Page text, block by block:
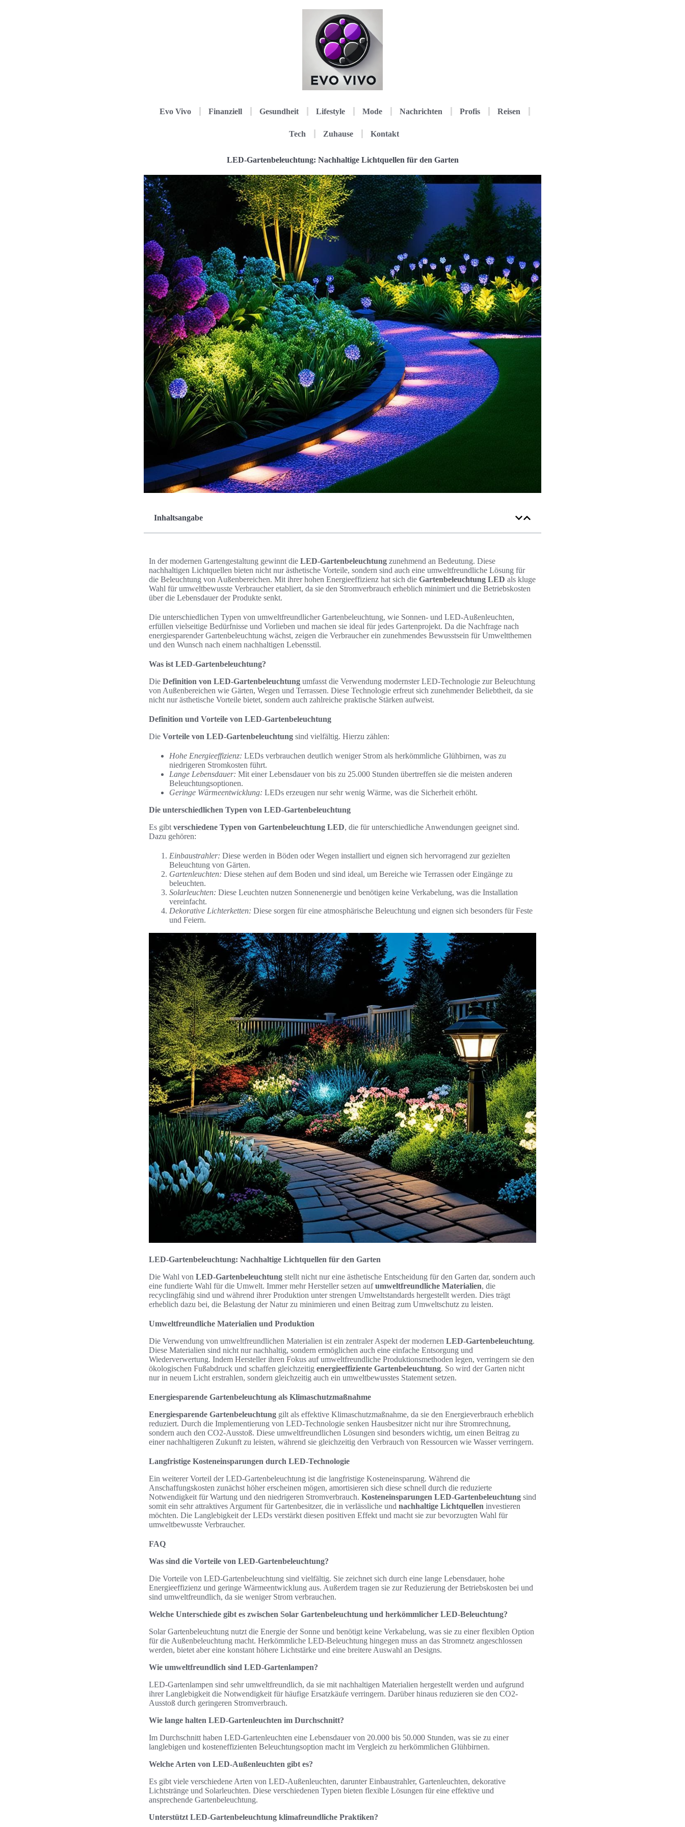
Evo Vivo Finanziell Gesundheit Lifestyle Mode Nachrichten Profis Reisen
Tech Zuhause Kontakt
LED-Gartenbeleuchtung: Nachhaltige Lichtquellen für den Garten
Inhaltsangabe
In der modernen Gartengestaltung gewinnt die LED-Gartenbeleuchtung zunehmend an Bedeutung. Diese
nachhaltigen Lichtquellen bieten nicht nur ästhetische Vorteile, sondern sind auch eine umweltfreundliche Lösung für
die Beleuchtung von Außenbereichen. Mit ihrer hohen Energieeffizienz hat sich die Gartenbeleuchtung LED als kluge
Wahl für umweltbewusste Verbraucher etabliert, da sie den Stromverbrauch erheblich minimiert und die Betriebskosten
über die Lebensdauer der Produkte senkt.
Die unterschiedlichen Typen von umweltfreundlicher Gartenbeleuchtung, wie Sonnen- und LED-Außenleuchten,
erfüllen vielseitige Bedürfnisse und Vorlieben und machen sie ideal für jedes Gartenprojekt. Da die Nachfrage nach
energiesparender Gartenbeleuchtung wächst, zeigen die Verbraucher ein zunehmendes Bewusstsein für Umweltthemen
und den Wunsch nach einem nachhaltigen Lebensstil.
Was ist LED-Gartenbeleuchtung?
Die Definition von LED-Gartenbeleuchtung umfasst die Verwendung modernster LED-Technologie zur Beleuchtung
von Außenbereichen wie Gärten, Wegen und Terrassen. Diese Technologie erfreut sich zunehmender Beliebtheit, da sie
nicht nur ästhetische Vorteile bietet, sondern auch zahlreiche praktische Stärken aufweist.
Definition und Vorteile von LED-Gartenbeleuchtung
Die Vorteile von LED-Gartenbeleuchtung sind vielfältig. Hierzu zählen:
Hohe Energieeffizienz: LEDs verbrauchen deutlich weniger Strom als herkömmliche Glühbirnen, was zu
niedrigeren Stromkosten führt.
Lange Lebensdauer: Mit einer Lebensdauer von bis zu 25.000 Stunden übertreffen sie die meisten anderen
Beleuchtungsoptionen.
Geringe Wärmeentwicklung: LEDs erzeugen nur sehr wenig Wärme, was die Sicherheit erhöht.
Die unterschiedlichen Typen von LED-Gartenbeleuchtung
Es gibt verschiedene Typen von Gartenbeleuchtung LED, die für unterschiedliche Anwendungen geeignet sind.
Dazu gehören:
Einbaustrahler: Diese werden in Böden oder Wegen installiert und eignen sich hervorragend zur gezielten
Beleuchtung von Gärten.
Gartenleuchten: Diese stehen auf dem Boden und sind ideal, um Bereiche wie Terrassen oder Eingänge zu
beleuchten.
Solarleuchten: Diese Leuchten nutzen Sonnenenergie und benötigen keine Verkabelung, was die Installation
vereinfacht.
Dekorative Lichterketten: Diese sorgen für eine atmosphärische Beleuchtung und eignen sich besonders für Feste
und Feiern.
LED-Gartenbeleuchtung: Nachhaltige Lichtquellen für den Garten
Die Wahl von LED-Gartenbeleuchtung stellt nicht nur eine ästhetische Entscheidung für den Garten dar, sondern auch
eine fundierte Wahl für die Umwelt. Immer mehr Hersteller setzen aufumweltfreundliche Materialien, die
recyclingfähig sind und während ihrer Produktion unter strengen Umweltstandards hergestellt werden. Dies trägt
erheblich dazu bei, die Belastung der Natur zu minimieren und einen Beitrag zum Umweltschutz zu leisten.
Umweltfreundliche Materialien und Produktion
Die Verwendung von umweltfreundlichen Materialien ist ein zentraler Aspekt der modernen LED-Gartenbeleuchtung.
Diese Materialien sind nicht nur nachhaltig, sondern ermöglichen auch eine einfache Entsorgung und
Wiederverwertung. Indem Hersteller ihren Fokus auf umweltfreundliche Produktionsmethoden legen, verringern sie den
ökologischen Fußabdruck und schaffen gleichzeitig energieeffiziente Gartenbeleuchtung. So wird der Garten nicht
nur in neuem Licht erstrahlen, sondern gleichzeitig auch ein umweltbewusstes Statement setzen.
Energiesparende Gartenbeleuchtung als Klimaschutzmaßnahme
Energiesparende Gartenbeleuchtung gilt als effektive Klimaschutzmaßnahme, da sie den Energieverbrauch erheblich
reduziert. Durch die Implementierung von LED-Technologie senken Hausbesitzer nicht nur ihre Stromrechnung,
sondern auch den CO2-Ausstoß. Diese umweltfreundlichen Lösungen sind besonders wichtig, um einen Beitrag zu
einer nachhaltigeren Zukunft zu leisten, während sie gleichzeitig den Verbrauch von Ressourcen wie Wasser verringern.
Langfristige Kosteneinsparungen durch LED-Technologie
Ein weiterer Vorteil der LED-Gartenbeleuchtung ist die langfristige Kosteneinsparung. Während die
Anschaffungskosten zunächst höher erscheinen mögen, amortisieren sich diese schnell durch die reduzierte
Notwendigkeit für Wartung und den niedrigeren Stromverbrauch. Kosteneinsparungen LED-Gartenbeleuchtung sind
somit ein sehr attraktives Argument für Gartenbesitzer, die in verlässliche und nachhaltige Lichtquellen investieren
möchten. Die Langlebigkeit der LEDs verstärkt diesen positiven Effekt und macht sie zur bevorzugten Wahl für
umweltbewusste Verbraucher.
FAQ
Was sind die Vorteile von LED-Gartenbeleuchtung?
Die Vorteile von LED-Gartenbeleuchtung sind vielfältig. Sie zeichnet sich durch eine lange Lebensdauer, hohe
Energieeffizienz und geringe Wärmeentwicklung aus. Außerdem tragen sie zur Reduzierung der Betriebskosten bei und
sind umweltfreundlich, da sie weniger Strom verbrauchen.
Welche Unterschiede gibt es zwischen Solar Gartenbeleuchtung und herkömmlicher LED-Beleuchtung?
Solar Gartenbeleuchtung nutzt die Energie der Sonne und benötigt keine Verkabelung, was sie zu einer flexiblen Option
für die Außenbeleuchtung macht. Herkömmliche LED-Beleuchtung hingegen muss an das Stromnetz angeschlossen
werden, bietet aber eine konstant höhere Lichtstärke und eine breitere Auswahl an Designs.
Wie umweltfreundlich sind LED-Gartenlampen?
LED-Gartenlampen sind sehr umweltfreundlich, da sie mit nachhaltigen Materialien hergestellt werden und aufgrund
ihrer Langlebigkeit die Notwendigkeit für häufige Ersatzkäufe verringern. Darüber hinaus reduzieren sie den CO2-
Ausstoß durch geringeren Stromverbrauch.
Wie lange halten LED-Gartenleuchten im Durchschnitt?
Im Durchschnitt haben LED-Gartenleuchten eine Lebensdauer von 20.000 bis 50.000 Stunden, was sie zu einer
langlebigen und kosteneffizienten Beleuchtungsoption macht im Vergleich zu herkömmlichen Glühbirnen.
Welche Arten von LED-Außenleuchten gibt es?
Es gibt viele verschiedene Arten von LED-Außenleuchten, darunter Einbaustrahler, Gartenleuchten, dekorative
Lichtstränge und Solarleuchten. Diese verschiedenen Typen bieten flexible Lösungen für eine effektive und
ansprechende Gartenbeleuchtung.
Unterstützt LED-Gartenbeleuchtung klimafreundliche Praktiken?